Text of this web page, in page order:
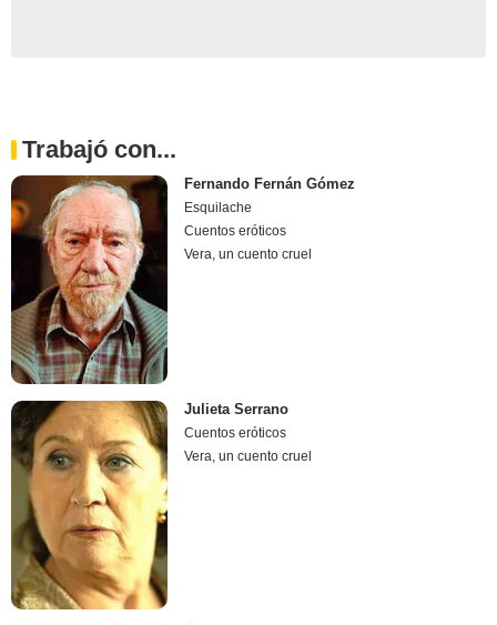
Trabajó con...
Fernando Fernán Gómez
Esquilache
Cuentos eróticos
Vera, un cuento cruel
Julieta Serrano
Cuentos eróticos
Vera, un cuento cruel